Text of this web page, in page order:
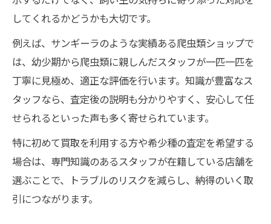
してくれるかどうかも大切です。
例えば、サンギーラのような実績ある爬虫類ショップで
は、幼少期から爬虫類に親しんだスタッフが一匹一匹を
丁寧に見極め、適正な評価を行います。知識が豊富なス
タッフなら、査定後の説明も分かりやすく、安心して任
せられるといった声も多く寄せられています。
特に初めて買取を利用する方や希少種の査定を希望する
場合は、専門知識のあるスタッフが在籍している店舗を
選ぶことで、トラブルのリスクを減らし、納得のいく取
引につながります。